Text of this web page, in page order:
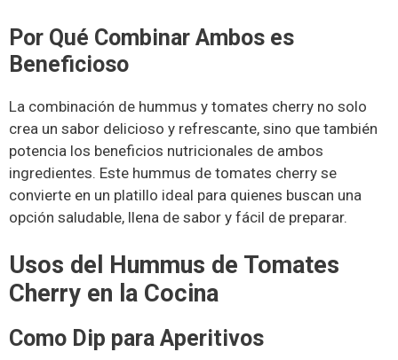
Por Qué Combinar Ambos es
Beneficioso
La combinación de hummus y tomates cherry no solo
crea un sabor delicioso y refrescante, sino que también
potencia los beneficios nutricionales de ambos
ingredientes. Este hummus de tomates cherry se
convierte en un platillo ideal para quienes buscan una
opción saludable, llena de sabor y fácil de preparar.
Usos del Hummus de Tomates
Cherry en la Cocina
Como Dip para Aperitivos